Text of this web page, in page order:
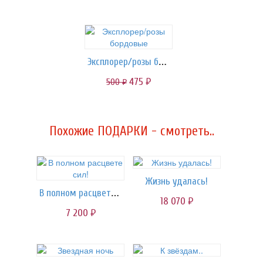
Эксплорер/розы бордовые
500руб. 475 руб.
Похожие ПОДАРКИ - смотреть..
В полном расцвете сил!
7 200 руб.
Жизнь удалась!
18 070 руб.